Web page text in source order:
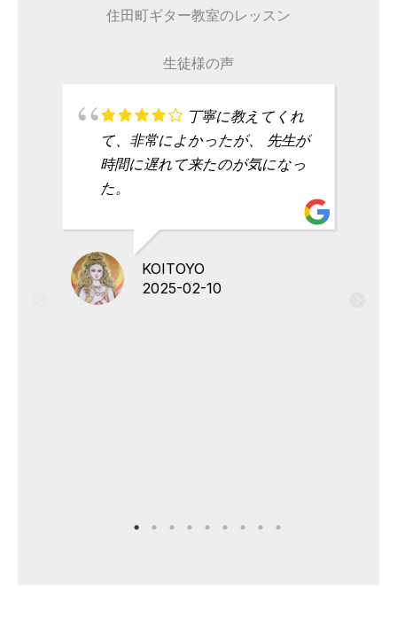
住田町ギター教室のレッスン
生徒様の声
丁寧に教えてくれ
て、非常によかったが、 先生が
時間に遅れて来たのが気になっ
た。
KOITOYO
2025-02-10